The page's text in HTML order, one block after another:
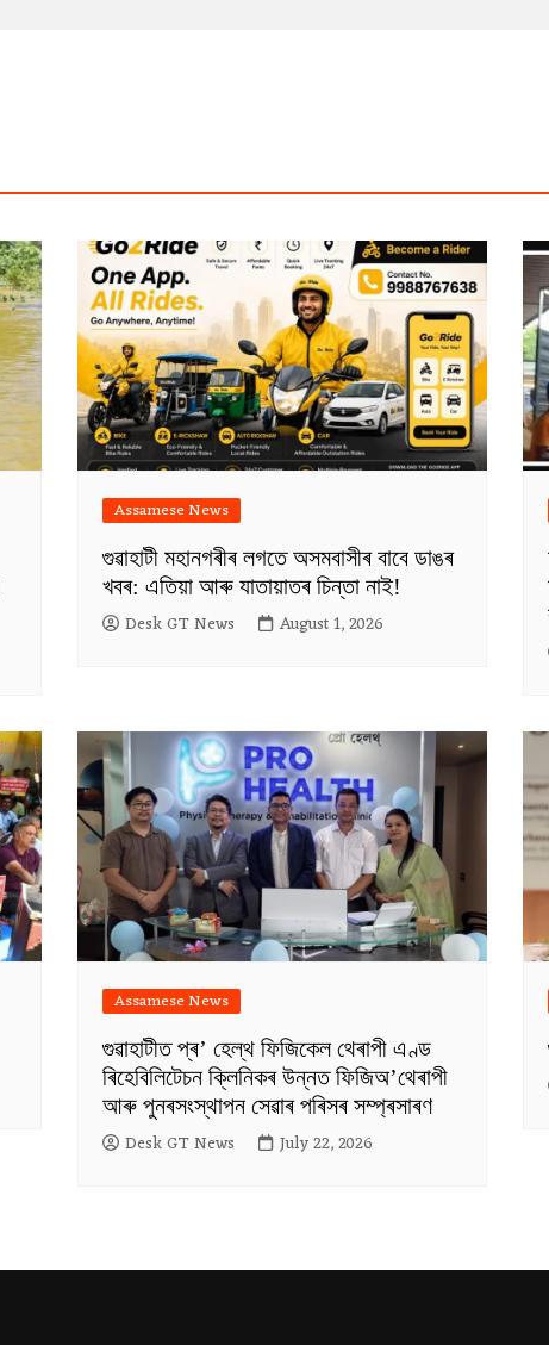
Assamese News
গুৱাহাটী মহানগৰীৰ লগতে অসমবাসীৰ বাবে ডাঙৰ
খবৰ: এতিয়া আৰু যাতায়াতৰ চিন্তা নাই!
Desk GT News August 1, 2026
Assamese News
গুৱাহাটীত প্ৰ’ হেল্থ ফিজিকেল থেৰাপী এণ্ড
ৰিহেবিলিটেচন ক্লিনিকৰ উন্নত ফিজিঅ’থেৰাপী
আৰু পুনৰসংস্থাপন সেৱাৰ পৰিসৰ সম্প্ৰসাৰণ
Desk GT News July 22, 2026